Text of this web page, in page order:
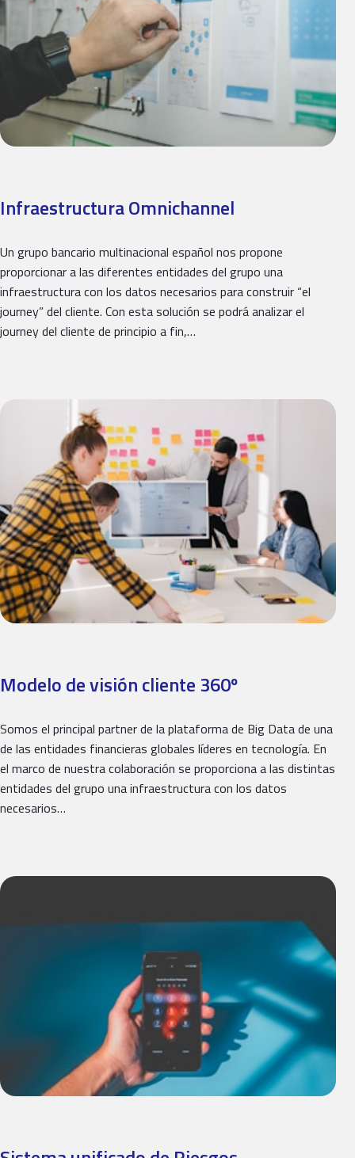
Infraestructura Omnichannel
Un grupo bancario multinacional español nos propone
proporcionar a las diferentes entidades del grupo una
infraestructura con los datos necesarios para construir “el
journey” del cliente. Con esta solución se podrá analizar el
journey del cliente de principio a fin,…
Modelo de visión cliente 360º
Somos el principal partner de la plataforma de Big Data de una
de las entidades financieras globales líderes en tecnología. En
el marco de nuestra colaboración se proporciona a las distintas
entidades del grupo una infraestructura con los datos
necesarios…